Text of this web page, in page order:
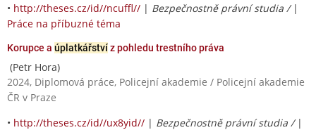
• http://theses.cz/id//ncuffl// | Bezpečnostně právní studia / |
Práce na příbuzné téma
Korupce a úplatkářstvíz pohledu trestního práva
(Petr Hora)
2024, Diplomová práce, Policejní akademie / Policejní akademie
ČR v Praze
• http://theses.cz/id//ux8yid// | Bezpečnostně právní studia / |